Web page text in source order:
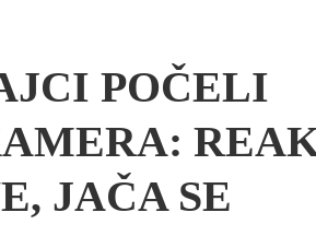
POČELI
JAČA SE